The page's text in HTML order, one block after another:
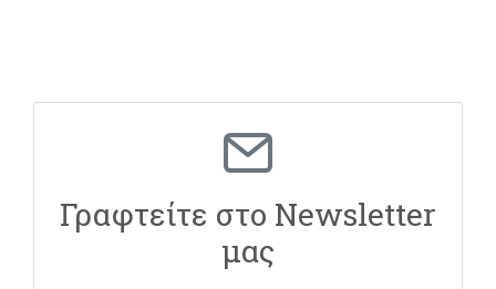
Γραφτείτε στο Newsletter
μας